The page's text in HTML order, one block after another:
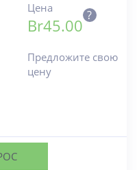
Цена
Br45.00
?
Предложите свою
цену